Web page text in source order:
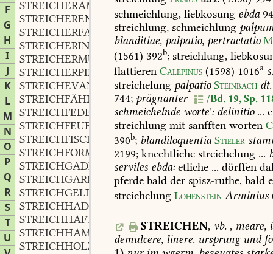
F
G
H
I
J
K
L
M
N
O
P
Q
R
S
T
U
STREICHERAMT
n.
STREICHERENSEMBLE,n.
STREICHERFAMILIE,f.
STREICHERIN
STREICHERMUSIK
,f.
STREICHERPINSEL
,m.
STREICHEVANGELIUM,n.
STREICHFÄHIG
adj.
STREICHFEDER
STREICHFEUERZEUG,n.
STREICHFISCH
STREICHFORM
STREICHGADEN
m.
STREICHGARN
STREICHGELD
STREICHHADER
STREICHHAFT
STREICHHAMEN
m.
STREICHHOLZ
schmeichlung, liebkosung ebda
streichlung, schmeichlung
blanditiae, palpatio, pertractatio
(1561) 392b; streichlung,
flattieren Calepinus (1598) 1016a
streichelung palpatio Steinbach dt.
744; prägnanter /Bd. 19, Sp.
schmeichelnde worte':delinitio...
streichlung mit sanfften worten
390b; blandiloquentia Stieler
2199; knechtliche streichelung ...
serviles ebda:etliche ... dörffen
pferde bald der spisz-ruthe, bald
streichelung Lohenstein Arminius
STREICHEN, vb. , meare,
demulcere, linere. ursprungund